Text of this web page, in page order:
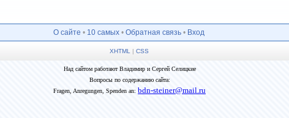
О сайте • 10 самых •Обратная связь • Вход
XHTML | CSS
Над сайтом работают Владимир и Сергей Селицкие
Вопросы по содержанию сайта:
Fragen, Anregungen, Spenden an:bdn-steiner@mail.ru